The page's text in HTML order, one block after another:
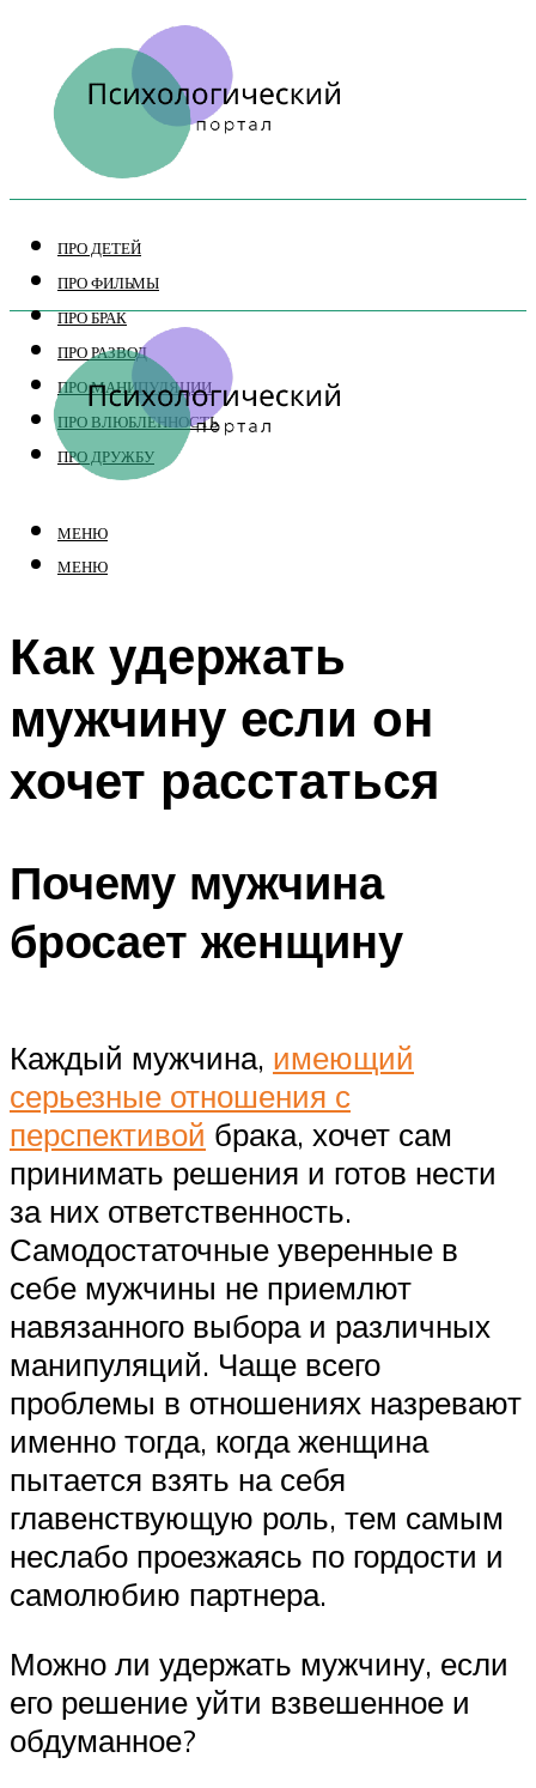
ПРО ДЕТЕЙ
ПРО ФИЛЬМЫ
ПРО БРАК
ПРО РАЗВОД
ПРО МАНИПУЛЯЦИИ
ПРО ВЛЮБЛЕННОСТЬ
ПРО ДРУЖБУ
МЕНЮ
МЕНЮ
Как удержать
мужчину если он
хочет расстаться
Почему мужчина
бросает женщину
Каждый мужчина, имеющий
серьезные отношения с
перспективой брака, хочет сам
принимать решения и готов нести
за них ответственность.
Самодостаточные уверенные в
себе мужчины не приемлют
навязанного выбора и различных
манипуляций. Чаще всего
проблемы в отношениях назревают
именно тогда, когда женщина
пытается взять на себя
главенствующую роль, тем самым
неслабо проезжаясь по гордости и
самолюбию партнера.
Можно ли удержать мужчину, если
его решение уйти взвешенное и
обдуманное?